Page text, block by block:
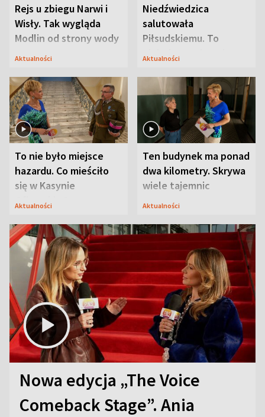
Rejs u zbiegu Narwi i
Wisły. Tak wygląda
Modlin od strony wody
Aktualności
Niedźwiedzica
salutowała
Piłsudskiemu. To
niejedyna tajemnica
Aktualności
To nie było miejsce
hazardu. Co mieściło
się w Kasynie
Oficerskim?
Aktualności
Ten budynek ma ponad
dwa kilometry. Skrywa
wiele tajemnic
Aktualności
Nowa edycja „The Voice
Comeback Stage”. Ania